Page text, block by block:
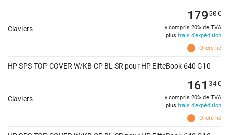
Claviers
Ordre lié
17950€
y compris 20% de TVA
plus frais d'expédition
HP SPS-TOP COVER W/KB CP BL SR pour HP EliteBook 640 G10
Claviers
Ordre lié
161 34€
y compris 20% de TVA
plus frais d'expédition